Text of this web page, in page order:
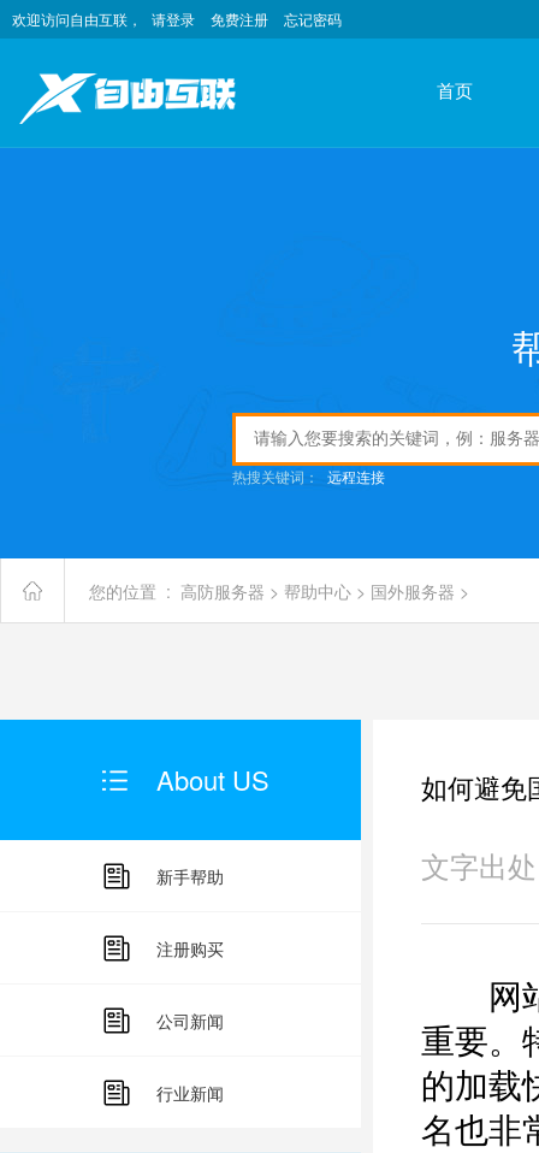
欢迎访问自由互联， 请登录 免费注册 忘记密码
首页
热搜关键词： 远程连接
您的位置 : 高防服务器 > 帮助中心 > 国外服务器 >
About US
新手帮助
注册购买
公司新闻
行业新闻
如何避免
文字出
网站
重要。
的加载
名也非